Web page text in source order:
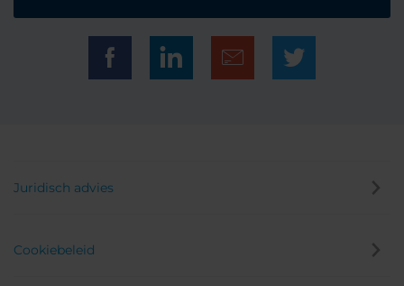
Juridisch advies
Cookiebeleid